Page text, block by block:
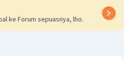
ke Forum sepuasnya, lho.